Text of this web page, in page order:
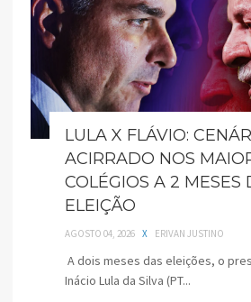
LULA X FLÁVIO:
ACIRRADO NOS
COLÉGIOS A 2 MESES
ELEIÇÃO
AGOSTO 04, 2026 X ERIVAN JUSTINO
A dois meses das eleições, o
Inácio Lula da Silva (PT...